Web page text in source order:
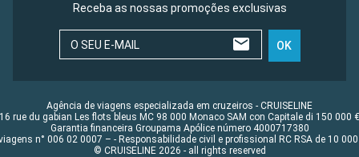
Receba as nossas promoções exclusivas
O SEU E-MAIL OK
Agência de viagens especializada em cruzeiros - CRUISELINE
16 rue du gabian Les flots bleus MC 98 000 Monaco SAM con Capitale di 150 000 €
Garantia financeira Groupama Apólice número 4000717380
n° 006 02 0007 – - Responsabilidade civil e profissional RC RSA de 10 000
© CRUISELINE 2026 - all rights reserved